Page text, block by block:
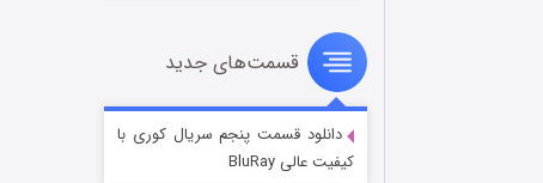
سریال زشت
قسمت۲ (زیرنویس) منتشر شد
قسمت‌های جدید
دانلود قسمت پنجم سریال کوری با
کیفیت عالی BluRay